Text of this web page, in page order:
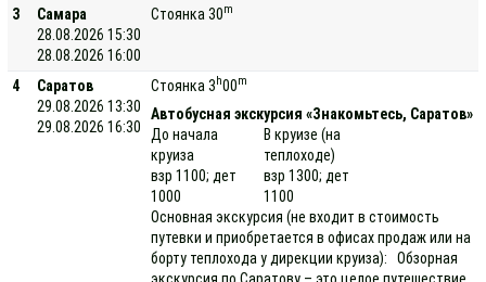
3
Самара
28.08.2026 15:30
28.08.2026 16:00
Стоянка 30m
4
Саратов
29.08.2026 13:30
29.08.2026 16:30
Стоянка 3 h00m
Автобусная экскурсия «Знакомьтесь, Саратов»
До начала
круиза
взр 1100; дет
1000
В круизе (на
теплоходе)
взр 1300; дет
1100
Основная экскурсия (не входит в стоимость
путевки и приобретается в офисах продаж или на
борту теплохода у дирекции круиза): Обзорная
экскурсия по Саратову – это целое путешествие